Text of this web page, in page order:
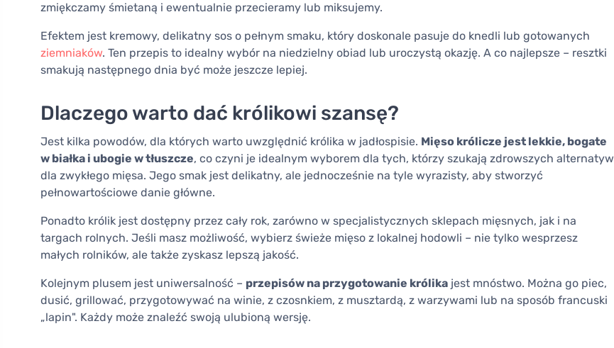
zmiękczamy śmietaną i ewentualnie przecieramy lub miksujemy.
Efektem jest kremowy, delikatny sos o pełnym smaku, który doskonale pasuje do knedli lub gotowanych
ziemniaków. Ten przepis to idealny wybór na niedzielny obiad lub uroczystą okazję. A co najlepsze – resztki
smakują następnego dnia być może jeszcze lepiej.
Dlaczego warto dać królikowi szansę?
Jest kilka powodów, dla których warto uwzględnić królika w jadłospisie. Mięso królicze jest lekkie, bogate
w białka i ubogie w tłuszcze, co czyni je idealnym wyborem dla tych, którzy szukają zdrowszych alternatyw
dla zwykłego mięsa. Jego smak jest delikatny, ale jednocześnie na tyle wyrazisty, aby stworzyć
pełnowartościowe danie główne.
Ponadto królik jest dostępny przez cały rok, zarówno w specjalistycznych sklepach mięsnych, jak i na
targach rolnych. Jeśli masz możliwość, wybierz świeże mięso z lokalnej hodowli – nie tylko wesprzesz
małych rolników, ale także zyskasz lepszą jakość.
Kolejnym plusem jest uniwersalność – przepisów na przygotowanie królika jest mnóstwo. Można go piec,
dusić, grillować, przygotowywać na winie, z czosnkiem, z musztardą, z warzywami lub na sposób francuski
„lapin". Każdy może znaleźć swoją ulubioną wersję.